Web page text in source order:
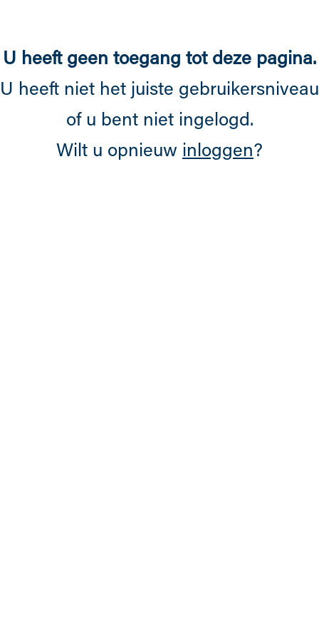
U heeft geen toegang tot deze pagina.
U heeft niet het juiste gebruikersniveau
of u bent niet ingelogd.
Wilt u opnieuw inloggen?